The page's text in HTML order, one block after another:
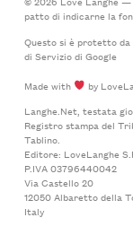
patto di indicarne la
Questo si è protetto
di Serviziodi Google
Made with
by
Langhe.Net, testata
Registro stampa del
Tablino.
Editore: LoveLanghe
P.IVA 03796440042
Via Castello 20
12050 Albaretto della
Italy